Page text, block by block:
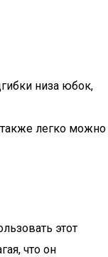
низа юбок,
легко можно
этот
что он